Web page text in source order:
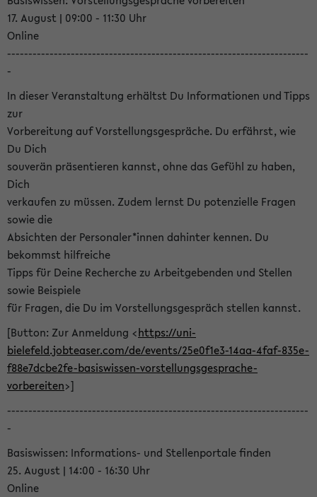
17. August | 09:00 - 11:30 Uhr
Online
-----------------------------------------------------------------------
-
In dieser Veranstaltung erhältst Du Informationen und Tipps
zur
Vorbereitung auf Vorstellungsgespräche. Du erfährst, wie
Du Dich
souverän präsentieren kannst, ohne das Gefühl zu haben,
Dich
verkaufen zu müssen. Zudem lernst Du potenzielle Fragen
sowie die
Absichten der Personaler*innen dahinter kennen. Du
bekommst hilfreiche
Tipps für Deine Recherche zu Arbeitgebenden und Stellen
sowie Beispiele
für Fragen, die Du im Vorstellungsgespräch stellen kannst.
[Button: Zur Anmeldung <https://uni-
bielefeld.jobteaser.com/de/events/25e0f1e3-14aa-4faf-835e-
f88e7dcbe2fe-basiswissen-vorstellungsgesprache-
vorbereiten>]
-----------------------------------------------------------------------
-
Basiswissen: Informations- und Stellenportale finden
25. August | 14:00 - 16:30 Uhr
Online